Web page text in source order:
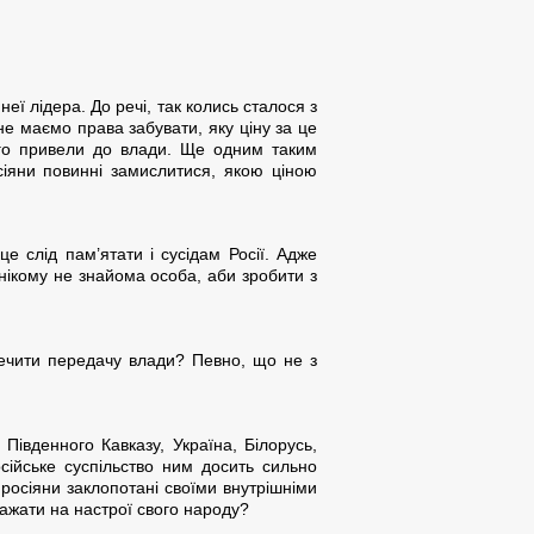
лідера. До речі, так колись сталося з
маємо права забувати, яку ціну за це
привели до влади. Ще одним таким
повинні замислитися, якою ціною
пам’ятати і сусідам Росії. Адже
нікому не знайома особа, аби зробити з
передачу влади? Певно, що не з
Кавказу, Україна, Білорусь,
суспільство ним досить сильно
заклопотані своїми внутрішніми
на настрої свого народу?